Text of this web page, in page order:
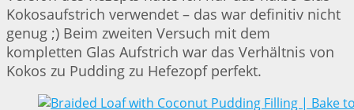
Kokosaufstrich verwendet – das war definitiv nicht
genug ;) Beim zweiten Versuch mit dem
kompletten Glas Aufstrich war das Verhältnis von
Kokos zu Pudding zu Hefezopf perfekt.